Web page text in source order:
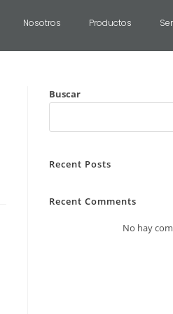
Nosotros Productos
Buscar
Recent Posts
Recent Comments
No hay